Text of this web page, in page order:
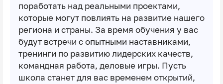
поработать над реальными проектами,
которые могут повлиять на развитие нашего
региона и страны. За время обучения у вас
будут встречи с опытными наставниками,
тренинги по развитию лидерских качеств,
командная работа, деловые игры. Пусть
школа станет для вас временем открытий,